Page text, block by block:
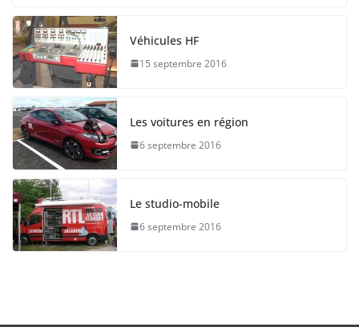
Véhicules HF
15 septembre 2016
Les voitures en région
6 septembre 2016
Le studio-mobile
6 septembre 2016